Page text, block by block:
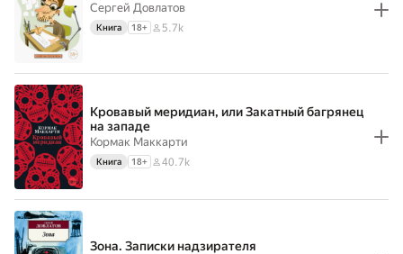
Сергей Довлатов
Книга 18+ 5.7k
Кровавый меридиан, или Закатный багрянец
на западе
Кормак Маккарти
Книга 18+ 40.7k
Зона. Записки надзирателя